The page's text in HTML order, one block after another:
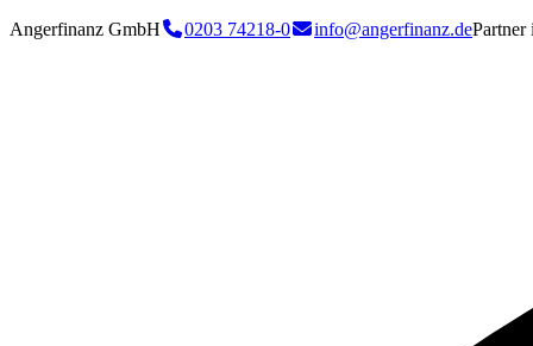
Angerfinanz GmbH 0203 74218-0 info@angerfinanz.dePartner